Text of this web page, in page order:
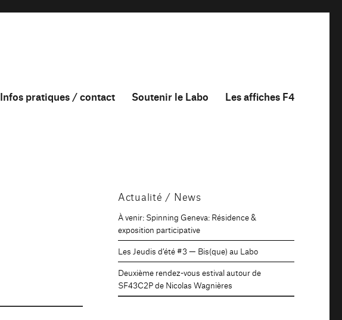
Infos pratiques / contact Soutenir le Labo Les affiches F4
Actualité / News
À venir: Spinning Geneva: Résidence &
exposition participative
Les Jeudis d’été #3 — Bis(que) au Labo
Deuxième rendez-vous estival autour de
SF43C2P de Nicolas Wagnières